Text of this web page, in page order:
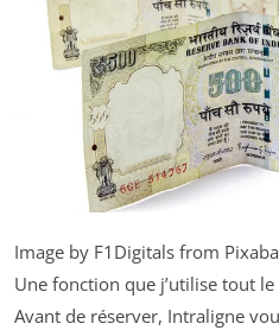
Image by F1Digitals from
Une fonction que j’utilise tout le
Avant de réserver, Intraligne